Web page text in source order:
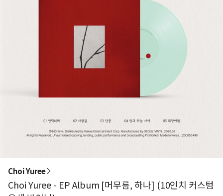
Choi Yuree
Choi Yuree - EP Album [머무름, 하나] (10인치 커스텀